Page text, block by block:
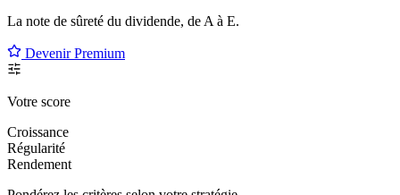
La note de sûreté du dividende, de A à E.
Devenir Premium
Votre score
Croissance
Régularité
Rendement